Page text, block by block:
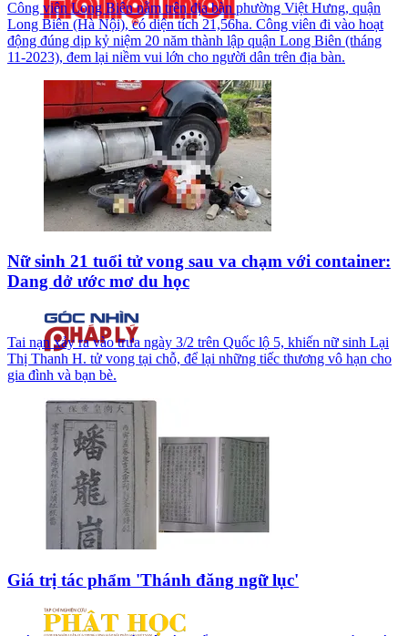
Công viên Long Biên nằm trên địa bàn phường Việt Hưng, quận
Long Biên (Hà Nội), có diện tích 21,56ha. Công viên đi vào hoạt
động đúng dịp kỷ niệm 20 năm thành lập quận Long Biên (tháng
11-2023), đem lại niềm vui lớn cho người dân trên địa bàn.
Nữ sinh 21 tuổi tử vong sau va chạm với container:
Dang dở ước mơ du học
Tai nạn xảy ra vào trưa ngày 3/2 trên Quốc lộ 5, khiến nữ sinh Lại
Thị Thanh H. tử vong tại chỗ, để lại những tiếc thương vô hạn cho
gia đình và bạn bè.
Giá trị tác phẩm 'Thánh đăng ngữ lục'